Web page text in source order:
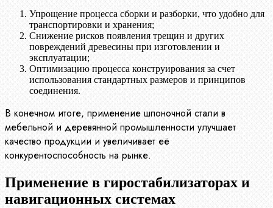
Упрощение процесса сборки и разборки, что удобно для
транспортировки и хранения;
Снижение рисков появления трещин и других
повреждений древесины при изготовлении и
эксплуатации;
Оптимизацию процесса конструирования за счет
использования стандартных размеров и принципов
соединения.
В конечном итоге, применение шпоночной стали в
мебельной и деревянной промышленности улучшает
качество продукции и увеличивает её
конкурентоспособность на рынке.
Применение в гиростабилизаторах и
навигационных системах